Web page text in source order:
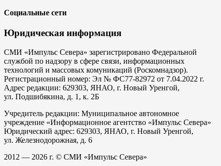
Социальные сети
Юридическая информация
СМИ «Импульс Севера» зарегистрировано Федеральной
службой по надзору в сфере связи, информационных
технологий и массовых комуникаций (Роскомнадзор).
Регистрационный номер: Эл № ФС77-82972 от 7.04.2022 г.
Адрес редакции: 629303, ЯНАО, г. Новый Уренгой,
ул. Подшибякина, д. 1, к. 2Б
Учредитель редакции: Муниципальное автономное
учреждение «Информационное агентство «Импульс Севера»
Юридический адрес: 629303, ЯНАО, г. Новый Уренгой,
ул. Железнодорожная, д. 6
2012 — 2026 г. © СМИ «Импульс Севера»